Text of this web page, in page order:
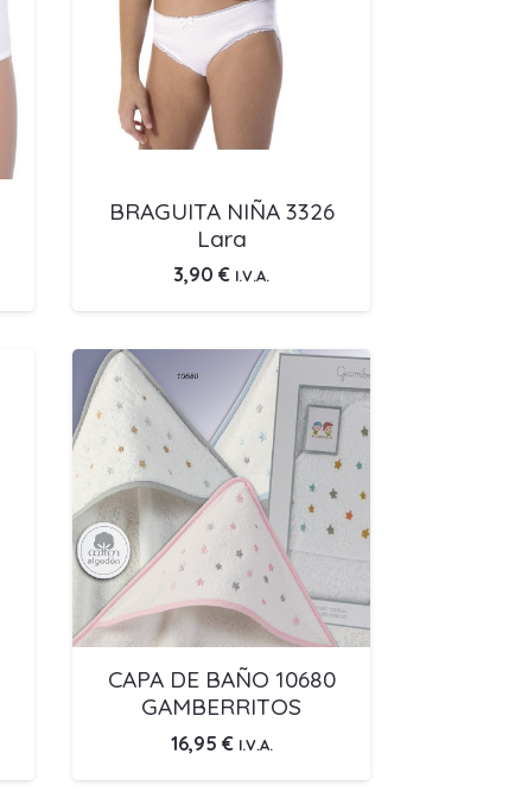
BRAGUITA NIÑA 3326
Lara
3,90 € I.V.A.
CAPA DE BAÑO 10680
GAMBERRITOS
16,95 € I.V.A.